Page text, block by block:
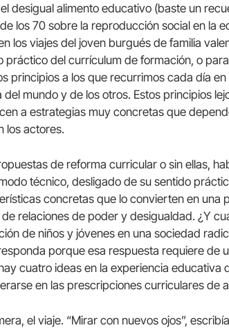
desigual alimento educativo (baste un
los 70 sobre la reproducción social en la
los viajes del joven burgués de familia
práctico del currículum de formación, o
principios a los que recurrimos cada día
del mundo y de los otros. Estos principios
a estrategias muy concretas que
los actores.
de reforma curricular o sin ellas,
técnico, desligado de su sentido
concretas que lo convierten en una
relaciones de poder y desigualdad. ¿Y
de niños y jóvenes en una sociedad
porque esa respuesta requiere de
cuatro ideas en la experiencia educativa
en las prescripciones curriculares de
el viaje. “Mirar con nuevos ojos”,